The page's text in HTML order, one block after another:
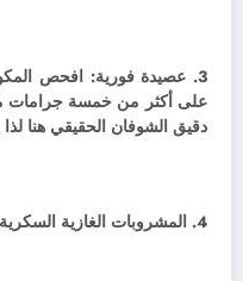
3. عصيدة فورية: افحص
على أكثر من خمسة جرامات من
دقيق الشوفان الحقيقي هنا لذا
4. المشروبات الغازية السكرية.